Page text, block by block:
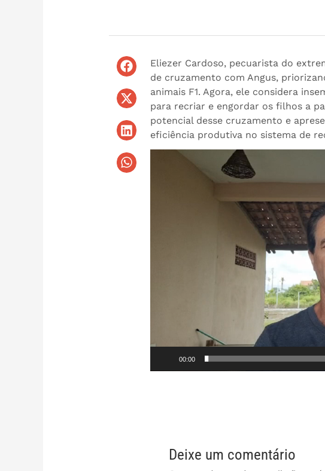
Eliezer Cardoso, pecuarista do
de cruzamento com Angus,
animais F1. Agora, ele considera
para recriar e engordar os filhos a
potencial desse cruzamento e
eficiência produtiva no sistema de
Tocador
00:00
Deixe um comentário